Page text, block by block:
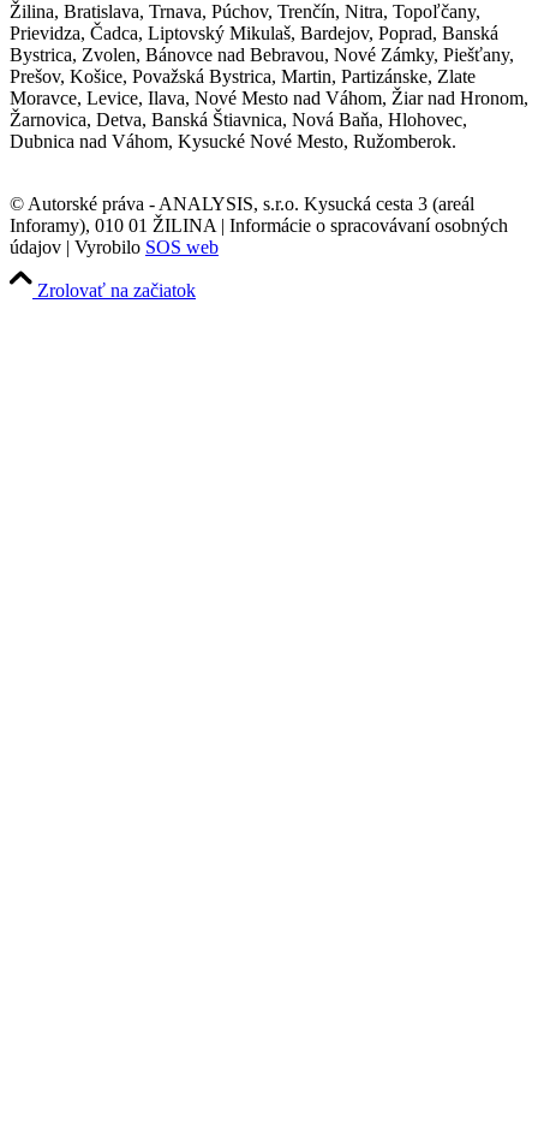
Žilina, Bratislava, Trnava, Púchov, Trenčín, Nitra, Topoľčany,
Prievidza, Čadca, Liptovský Mikulaš, Bardejov, Poprad, Banská
Bystrica, Zvolen, Bánovce nad Bebravou, Nové Zámky, Piešťany,
Prešov, Košice, Považská Bystrica, Martin, Partizánske, Zlate
Moravce, Levice, Ilava, Nové Mesto nad Váhom, Žiar nad Hronom,
Žarnovica, Detva, Banská Štiavnica, Nová Baňa, Hlohovec,
Dubnica nad Váhom, Kysucké Nové Mesto, Ružomberok.
© Autorské práva - ANALYSIS, s.r.o. Kysucká cesta 3 (areál
Inforamy), 010 01 ŽILINA | Informácie o spracovávaní osobných
údajov | Vyrobilo SOS web
Zrolovať na začiatok